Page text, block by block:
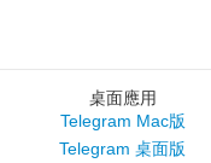
桌面應用
Telegram Mac版
Telegram 桌面版